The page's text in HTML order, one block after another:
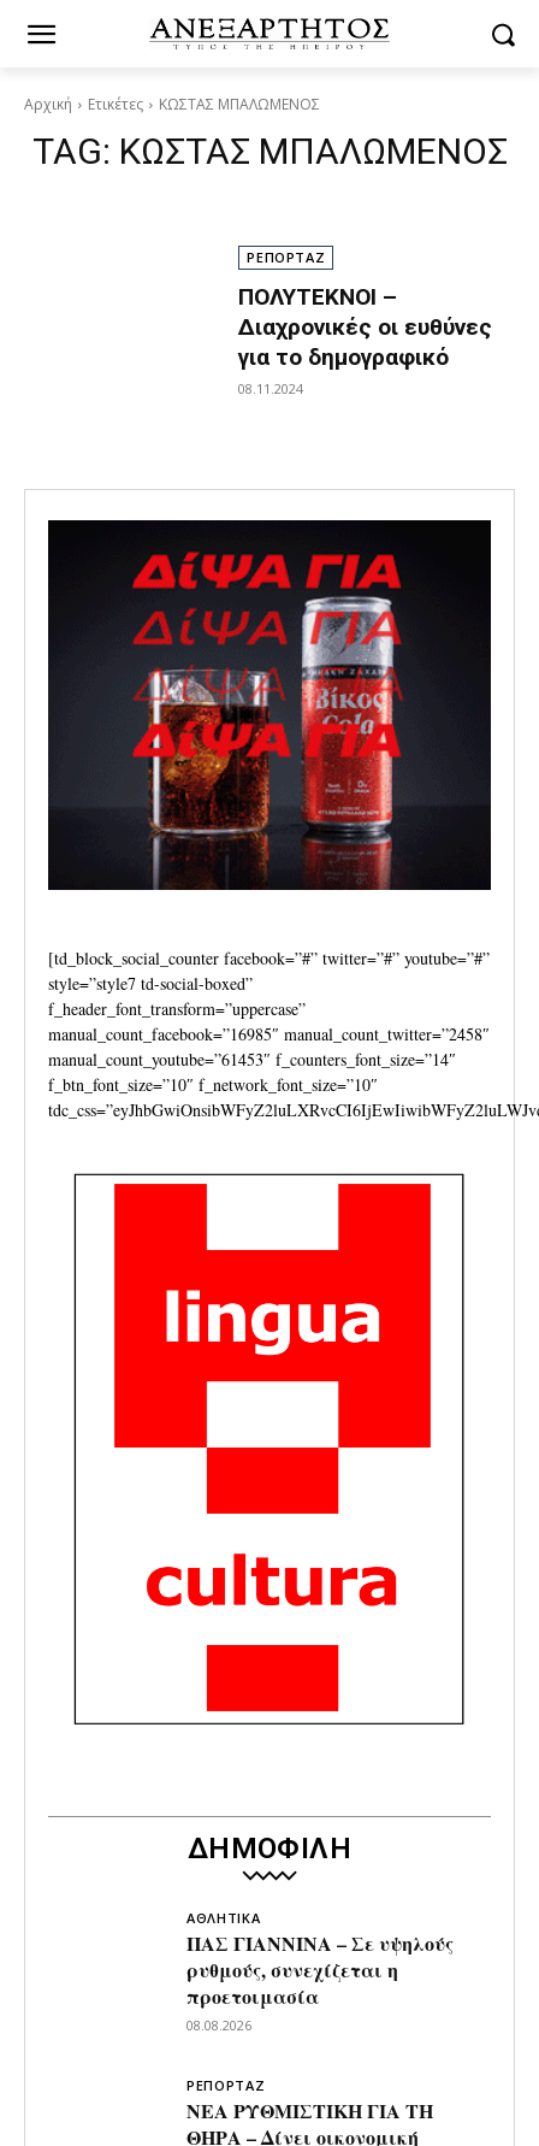
Αρχική Ετικέτες ΚΩΣΤΑΣ ΜΠΑΛΩΜΕΝΟΣ
TAG: ΚΩΣΤΑΣ ΜΠΑΛΩΜΕΝΟΣ
ΡΕΠΟΡΤΑΖ
ΠΟΛΥΤΕΚΝΟΙ –
Διαχρονικές οι ευθύνες
για το δημογραφικό
08.11.2024
[td_block_social_counter facebook=”#” twitter=”#” youtube=”#”
style=”style7 td-social-boxed”
f_header_font_transform=”uppercase”
manual_count_facebook=”16985″ manual_count_twitter=”2458″
manual_count_youtube=”61453″ f_counters_font_size=”14″
f_btn_font_size=”10″ f_network_font_size=”10″
ΔΗΜΟΦΙΛΗ
ΑΘΛΗΤΙΚΑ
ΠΑΣ ΓΙΑΝΝΙΝΑ – Σε υψηλούς
ρυθμούς, συνεχίζεται η
προετοιμασία
08.08.2026
ΡΕΠΟΡΤΑΖ
ΝΕΑ ΡΥΘΜΙΣΤΙΚΗ ΓΙΑ ΤΗ
ΘΗΡΑ – Δίνει οικονομική